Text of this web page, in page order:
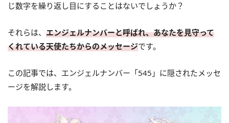
じ数字を繰り返し目にすることはないでしょうか？
それらは、 エンジェルナンバーと呼ばれ、あなたを見守って
くれている天使たちからのメッセージです。
この記事では、エンジェルナンバー「545」に隠されたメッセ
ージを解説します。